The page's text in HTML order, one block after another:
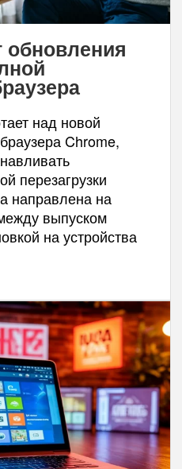
обновления
над новой
Chrome,
перезагрузки
направлена на
выпуском
на устройства